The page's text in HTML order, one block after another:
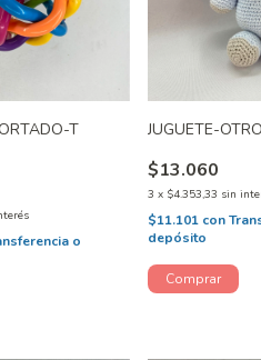
T
o
JUGUETE-
$13.060
3 x $4.353,33 sin
$11.101 con
depósito